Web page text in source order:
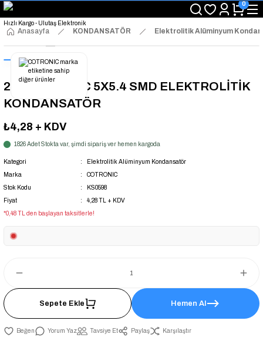
"Saat 14:00'a Kadar Verilen Siparişlerde Aynı Gün Kargo Avantajı!
"Binlerce Ürün Çeşitliliği ile Stoktan Hemen Teslim."
"Toptan Fiyatına Perakende Satış Avantajını Kaçırmayın!"
0
Anasayfa KONDANSATÖR Elektrolitik Alüminyum
22UF 25V 105C 5X5.4 SMD ELEKTROLİTİK
KONDANSATÖR
₺4,28 + KDV
1826 Adet Stokta var, şimdi sipariş ver hemen kargoda
Kategori
Elektrolitik Alüminyum Kondansatör
Marka
COTRONIC
Stok Kodu
KS0598
Fiyat
4,28 TL + KDV
*0,48 TL den başlayan taksitlerle!
Sepete Ekle Hemen Al
Yorum Yaz Tavsiye Et Paylaş Karşılaştır